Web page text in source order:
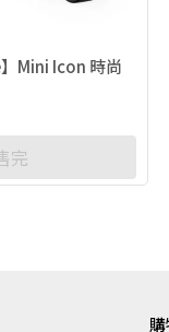
Mini Icon 時尚
完